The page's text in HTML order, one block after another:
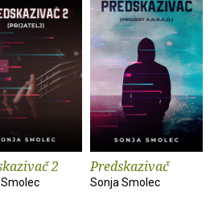
2 Predskazivač
Sonja Smolec